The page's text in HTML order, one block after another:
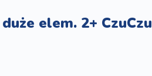
elem. 2+ CzuCzu